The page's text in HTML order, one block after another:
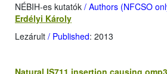
NÉBIH-es kutatók / Authors (NFCSO
Erdélyi Károly
Lezárult / Published: 2013